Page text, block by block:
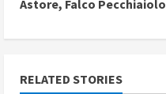
t
i
n
Astore, Falco Pecchiaiolo
RELATED STORIES